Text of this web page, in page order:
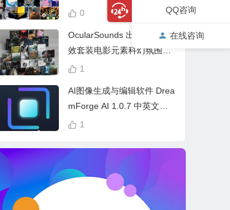
告视频动画短片合集
0
OcularSounds 出品终极音
效套装电影元素科幻氛围冲
击无人机音效素材包 Full Ac
1
AI图像生成与编辑软件 Drea
mForge AI 1.0.7 中英文多
语言 Win 本地离线运行
1
QQ咨询
在线咨询